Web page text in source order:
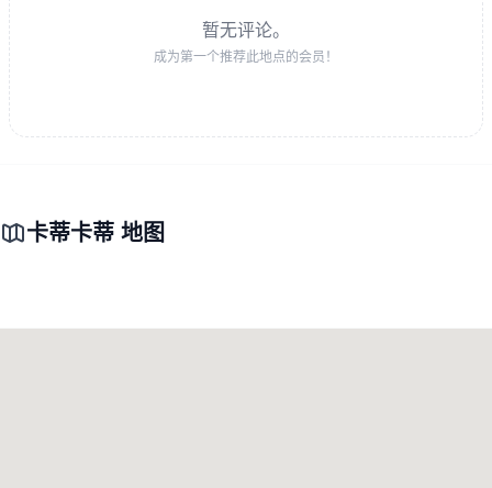
暂无评论。
成为第一个推荐此地点的会员！
卡蒂卡蒂 地图